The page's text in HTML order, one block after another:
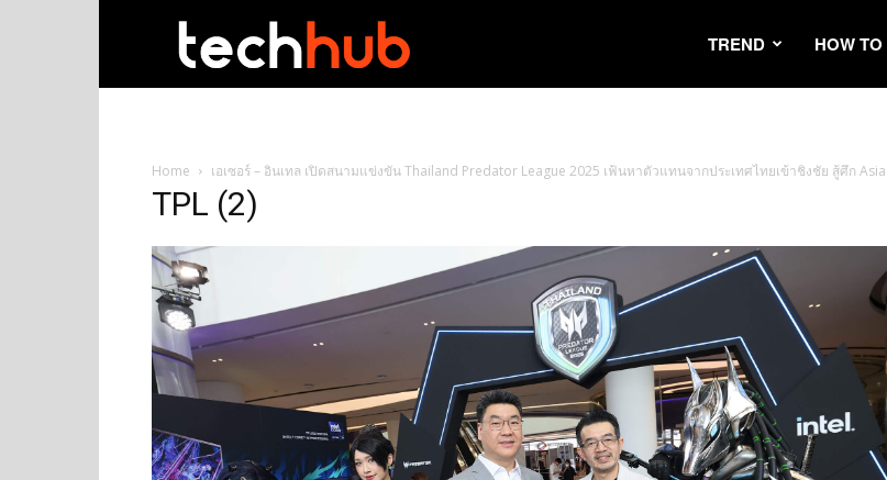
TREND HOW TO
Home เอเซอร์ – อินเทล เปิดสนามแข่งขัน Thailand Predator League 2025 เฟ้นหาตัวแทนจากประเทศไทยเข้าชิงชัย สู้ศึก
TPL (2)